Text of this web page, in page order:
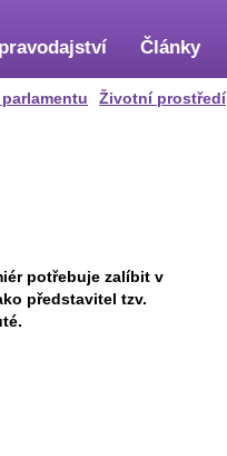
Životní prostředí
Články
potřebuje zalíbit v
představitel tzv.